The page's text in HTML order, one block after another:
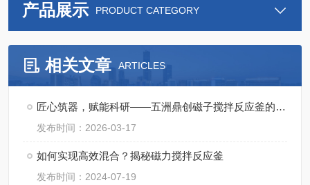
产品展示 PRODUCT CATEGORY
相关文章 ARTICLES
匠心筑器，赋能科研——五洲鼎创磁子搅拌反应釜的实干之路
发布时间：2026-03-17
如何实现高效混合？揭秘磁力搅拌反应釜
发布时间：2024-07-19